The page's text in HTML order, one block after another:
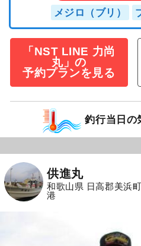
メジロ（ブリ）
「NST LINE 力尚
丸」の
予約プランを見る
釣行当日の
供進丸
和歌山県 日高郡美浜
港